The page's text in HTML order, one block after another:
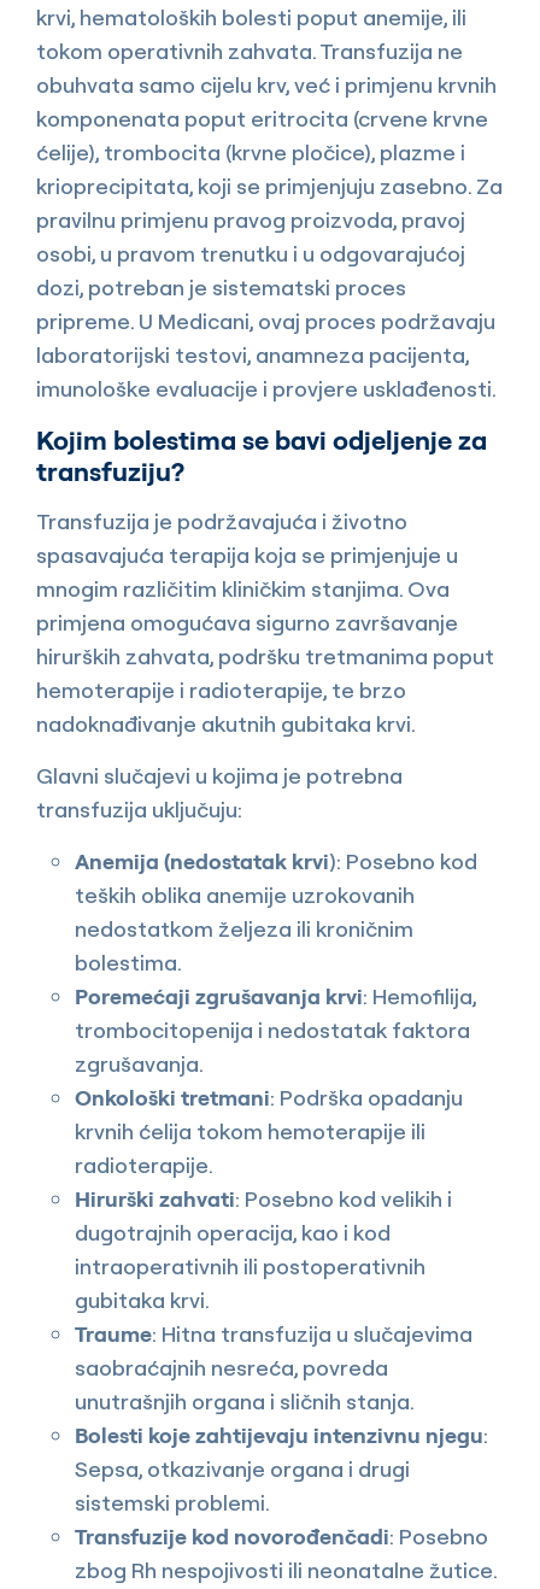
krvi, hematoloških bolesti poput anemije, ili
tokom operativnih zahvata. Transfuzija ne
obuhvata samo cijelu krv, već i primjenu krvnih
komponenata poput eritrocita (crvene krvne
ćelije), trombocita (krvne pločice), plazme i
krioprecipitata, koji se primjenjuju zasebno. Za
pravilnu primjenu pravog proizvoda, pravoj
osobi, u pravom trenutku i u odgovarajućoj
dozi, potreban je sistematski proces
pripreme. U Medicani, ovaj proces podržavaju
laboratorijski testovi, anamneza pacijenta,
imunološke evaluacije i provjere usklađenosti.
Kojim bolestima se bavi odjeljenje za
transfuziju?
Transfuzija je podržavajuća i životno
spasavajuća terapija koja se primjenjuje u
mnogim različitim kliničkim stanjima. Ova
primjena omogućava sigurno završavanje
hirurških zahvata, podršku tretmanima poput
hemoterapije i radioterapije, te brzo
nadoknađivanje akutnih gubitaka krvi.
Glavni slučajevi u kojima je potrebna
transfuzija uključuju:
Anemija (nedostatak krvi): Posebno kod
teških oblika anemije uzrokovanih
nedostatkom željeza ili kroničnim
bolestima.
Poremećaji zgrušavanja krvi: Hemofilija,
trombocitopenija i nedostatak faktora
zgrušavanja.
Onkološki tretmani: Podrška opadanju
krvnih ćelija tokom hemoterapije ili
radioterapije.
Hirurški zahvati: Posebno kod velikih i
dugotrajnih operacija, kao i kod
intraoperativnih ili postoperativnih
gubitaka krvi.
Traume: Hitna transfuzija u slučajevima
saobraćajnih nesreća, povreda
unutrašnjih organa i sličnih stanja.
Bolesti koje zahtijevaju intenzivnu njegu:
Sepsa, otkazivanje organa i drugi
sistemski problemi.
Transfuzije kod novorođenčadi: Posebno
zbog Rh nespojivosti ili neonatalne žutice.